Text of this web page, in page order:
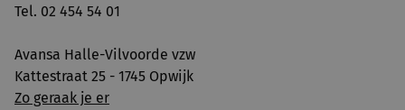
Tel. 02 454 54 01
Avansa Halle-Vilvoorde vzw
Kattestraat 25 - 1745 Opwijk
Zo geraak je er